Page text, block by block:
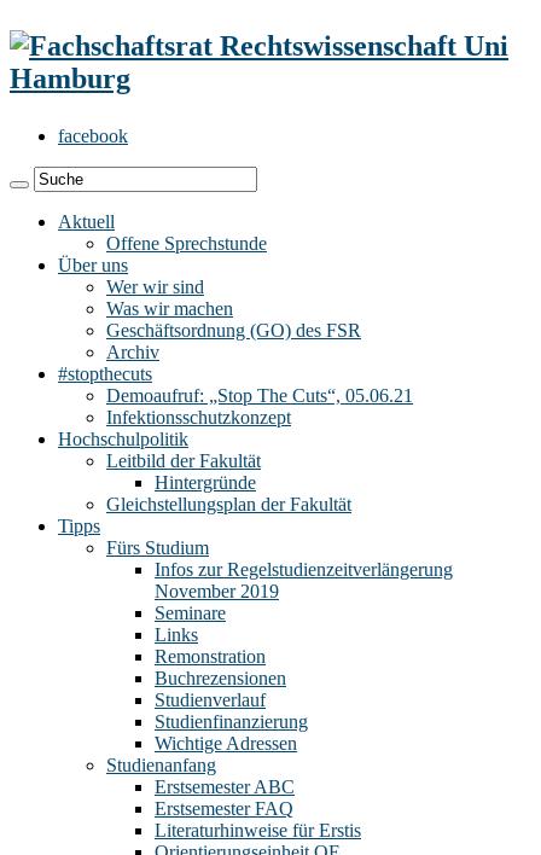
facebook
Aktuell
Offene Sprechstunde
Über uns
Wer wir sind
Was wir machen
Geschäftsordnung (GO) des FSR
Archiv
#stopthecuts
Demoaufruf: „Stop The Cuts“, 05.06.21
Infektionsschutzkonzept
Hochschulpolitik
Leitbild der Fakultät
Hintergründe
Gleichstellungsplan der Fakultät
Tipps
Fürs Studium
Infos zur Regelstudienzeitverlängerung
November 2019
Seminare
Links
Remonstration
Buchrezensionen
Studienverlauf
Studienfinanzierung
Wichtige Adressen
Studienanfang
Erstsemester ABC
Erstsemester FAQ
Literaturhinweise für Erstis